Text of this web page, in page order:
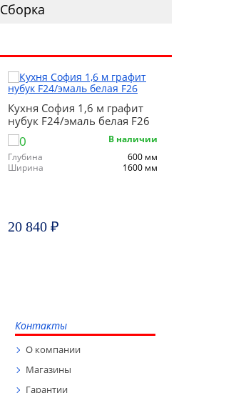
Сборка
Кухня София 1,6 м графит
нубук F24/эмаль белая F26
В наличии
Глубина
600 мм
Ширина
1600 мм
20 840 ₽
Контакты
О компании
Магазины
Гарантии